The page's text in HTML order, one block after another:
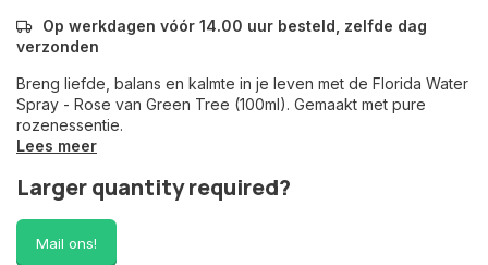
Op werkdagen vóór 14.00 uur besteld, zelfde dag
verzonden
Breng liefde, balans en kalmte in je leven met de Florida Water
Spray - Rose van Green Tree (100ml). Gemaakt met pure
rozenessentie.
Lees meer
Larger quantity required?
Mail ons!